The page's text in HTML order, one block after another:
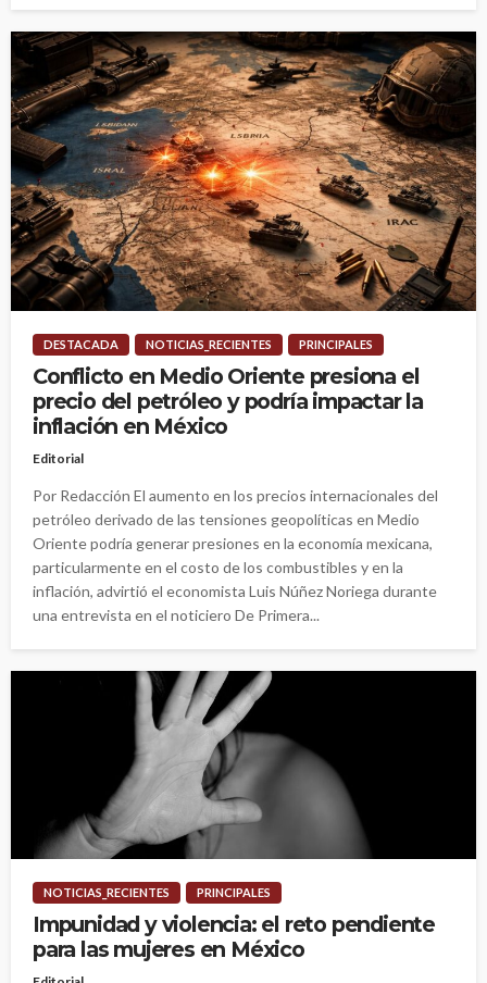
DESTACADA NOTICIAS_RECIENTES PRINCIPALES
Conflicto en Medio Oriente presiona el
precio del petróleo y podría impactar la
inflación en México
Editorial
Por Redacción El aumento en los precios internacionales del
petróleo derivado de las tensiones geopolíticas en Medio
Oriente podría generar presiones en la economía mexicana,
particularmente en el costo de los combustibles y en la
inflación, advirtió el economista Luis Núñez Noriega durante
una entrevista en el noticiero De Primera...
NOTICIAS_RECIENTES PRINCIPALES
Impunidad y violencia: el reto pendiente
para las mujeres en México